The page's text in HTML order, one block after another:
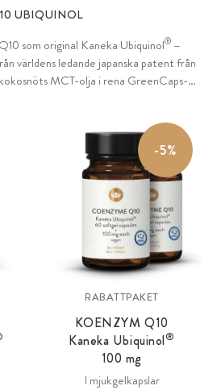
UBIQUINOL
som original Kaneka Ubiquinol® –
världens ledande japanska patent från
MCT-olja i rena GreenCaps-
-5%
RABATTPAKET
KOENZYM Q10
Kaneka Ubiquinol®
100 mg
I mjukgelkapslar